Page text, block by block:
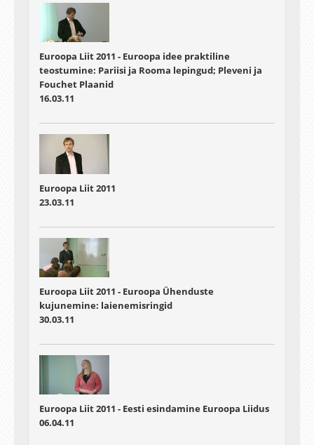
Euroopa Liit 2011 - Euroopa idee praktiline
teostumine: Pariisi ja Rooma lepingud; Pleveni ja
Fouchet Plaanid
16.03.11
Euroopa Liit 2011
23.03.11
Euroopa Liit 2011 - Euroopa Ühenduste
kujunemine: laienemisringid
30.03.11
Euroopa Liit 2011 - Eesti esindamine Euroopa Liidus
06.04.11